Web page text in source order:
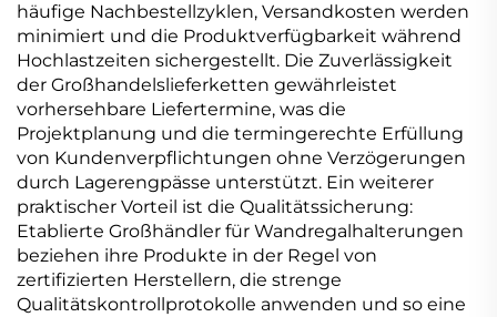
häufige Nachbestellzyklen, Versandkosten werden
minimiert und die Produktverfügbarkeit während
Hochlastzeiten sichergestellt. Die Zuverlässigkeit
der Großhandelslieferketten gewährleistet
vorhersehbare Liefertermine, was die
Projektplanung und die termingerechte Erfüllung
von Kundenverpflichtungen ohne Verzögerungen
durch Lagerengpässe unterstützt. Ein weiterer
praktischer Vorteil ist die Qualitätssicherung:
Etablierte Großhändler für Wandregalhalterungen
beziehen ihre Produkte in der Regel von
zertifizierten Herstellern, die strenge
Qualitätskontrollprotokolle anwenden und so eine